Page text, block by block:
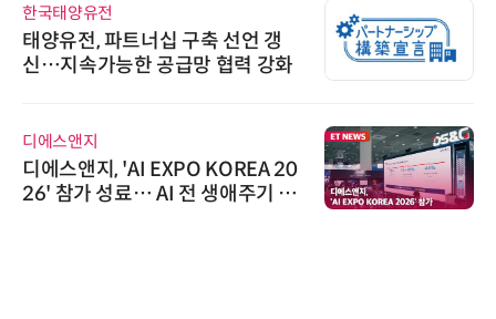
한국태양유전
태양유전, 파트너십 구축 선언 갱
신…지속가능한 공급망 협력 강화
디에스앤지
디에스앤지, 'AI EXPO KOREA 20
26' 참가 성료… AI 전 생애주기 아